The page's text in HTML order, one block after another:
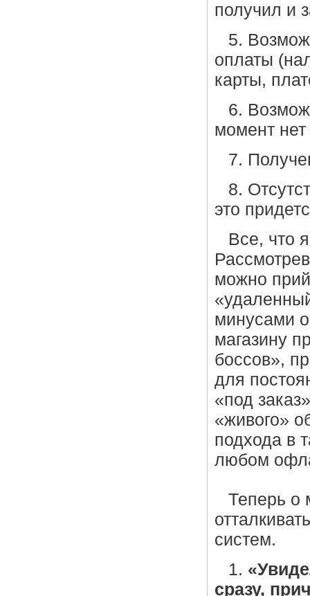
получил и
5.
оплаты
карты,
6.
момент
7.
8.
это
Все, что
можно
минусами
магазину
боссов»,
для
«под
«живого»
подхода в
любом
Теперь о
систем.
1.
сразу,